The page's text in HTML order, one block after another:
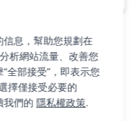
息，幫助您規劃在
析網站流量、改善您
全部接受”，即表示您
擇僅接受必要的
我們的隱私權政策.